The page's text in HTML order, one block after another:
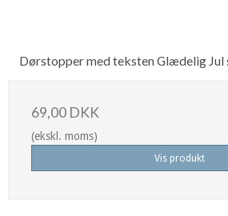
Dørstopper med teksten Glædelig Jul
69,00 DKK
(ekskl. moms)
Vis produkt